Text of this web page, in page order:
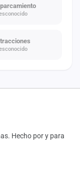
Hecho por y para